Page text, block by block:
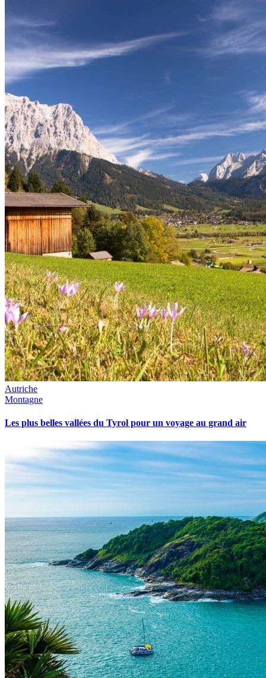
Autriche
Montagne
Les plus belles vallées du Tyrol pour un voyage au grand air